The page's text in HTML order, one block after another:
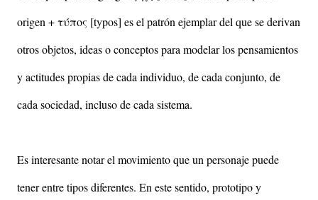
origen + τύπος [typos] es el patrón ejemplar del que se derivan
otros objetos, ideas o conceptos para modelar los pensamientos
y actitudes propias de cada individuo, de cada conjunto, de
cada sociedad, incluso de cada sistema.
Es interesante notar el movimiento que un personaje puede
tener entre tipos diferentes. En este sentido, prototipo y